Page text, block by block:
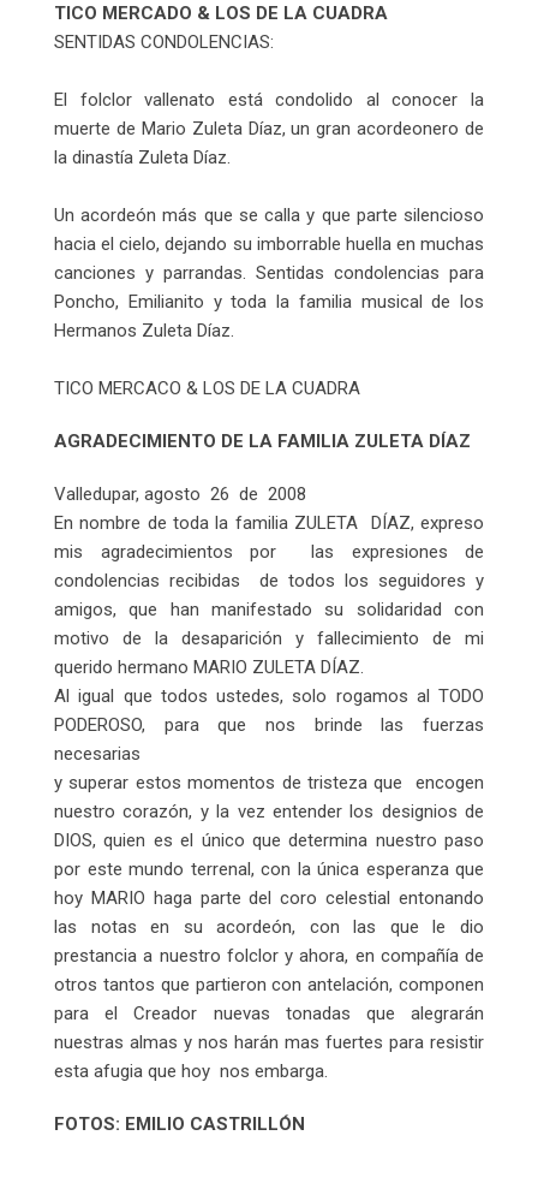
TICO MERCADO & LOS DE LA CUADRA
SENTIDAS CONDOLENCIAS:
El folclor vallenato está condolido al conocer la
muerte de Mario Zuleta Díaz, un gran acordeonero de
la dinastía Zuleta Díaz.
Un acordeón más que se calla y que parte silencioso
hacia el cielo, dejando su imborrable huella en muchas
canciones y parrandas. Sentidas condolencias para
Poncho, Emilianito y toda la familia musical de los
Hermanos Zuleta Díaz.
TICO MERCACO & LOS DE LA CUADRA
AGRADECIMIENTO DE LA FAMILIA ZULETA DÍAZ
Valledupar, agosto 26 de 2008
En nombre de toda la familia ZULETA DÍAZ, expreso
mis agradecimientos por las expresiones de
condolencias recibidas de todos los seguidores y
amigos, que han manifestado su solidaridad con
motivo de la desaparición y fallecimiento de mi
querido hermano MARIO ZULETA DÍAZ.
Al igual que todos ustedes, solo rogamos al TODO
PODEROSO, para que nos brinde las fuerzas
necesarias
y superar estos momentos de tristeza que encogen
nuestro corazón, y la vez entender los designios de
DIOS, quien es el único que determina nuestro paso
por este mundo terrenal, con la única esperanza que
hoy MARIO haga parte del coro celestial entonando
las notas en su acordeón, con las que le dio
prestancia a nuestro folclor y ahora, en compañía de
otros tantos que partieron con antelación, componen
para el Creador nuevas tonadas que alegrarán
nuestras almas y nos harán mas fuertes para resistir
esta afugia que hoy nos embarga.
FOTOS: EMILIO CASTRILLÓN